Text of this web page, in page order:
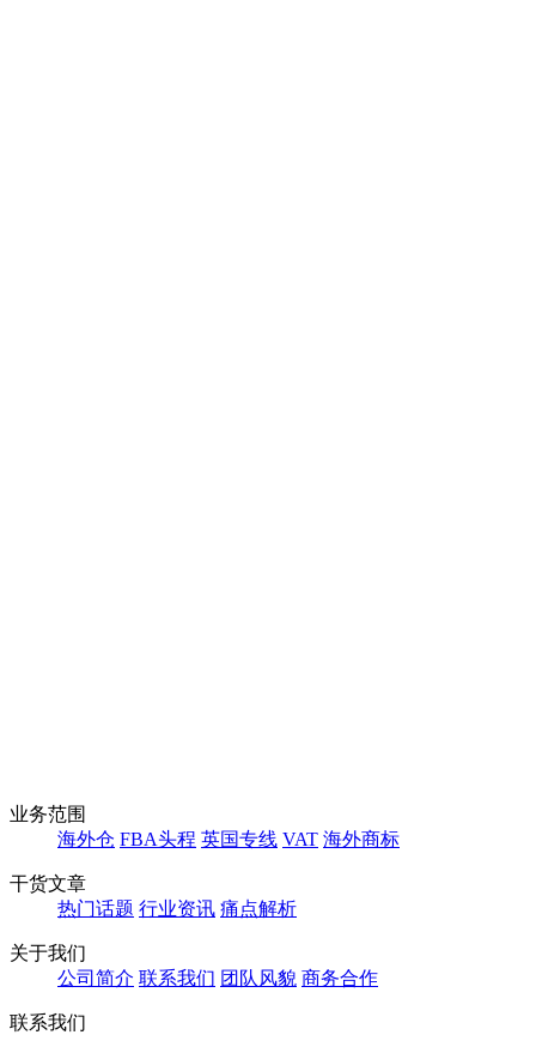
业务范围
海外仓 FBA头程 英国专线 VAT 海外商标
干货文章
热门话题 行业资讯 痛点解析
关于我们
公司简介 联系我们 团队风貌 商务合作
联系我们